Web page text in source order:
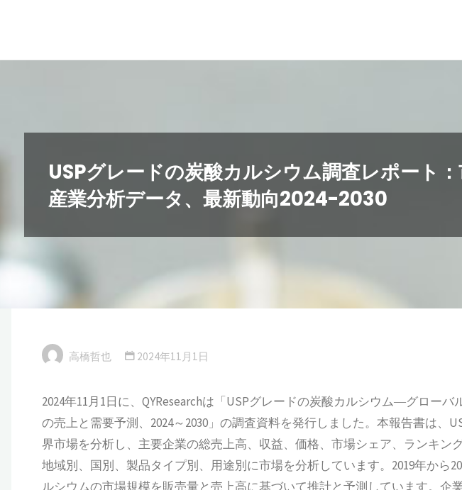
キ
USPグレードの炭酸カルシウム調査レポート：
産業分析データ、最新動向2024-2030
高橋哲也 2024年11月1日
2024年11月1日に、QYResearchは「USPグレードの炭酸カルシウム―グロー
の売上と需要予測、2024～2030」の調査資料を発行しました。本報告書は、
界市場を分析し、主要企業の総売上高、収益、価格、市場シェア、ランキン
地域別、国別、製品タイプ別、用途別に市場を分析しています。2019年から
ルシウムの市場規模を販売量と売上高に基づいて推計と予測しています。企